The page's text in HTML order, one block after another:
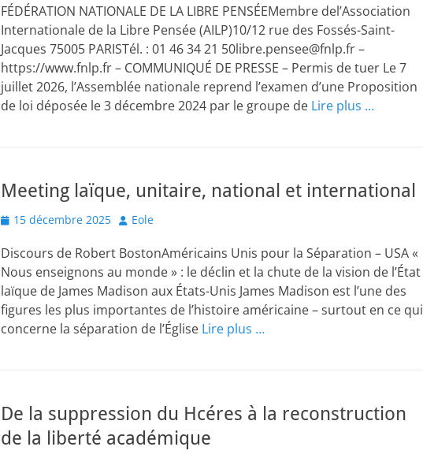
FÉDÉRATION NATIONALE DE LA LIBRE PENSÉEMembre del’Association
Internationale de la Libre Pensée (AILP)10/12 rue des Fossés-Saint-
Jacques 75005 PARISTél. : 01 46 34 21 50libre.pensee@fnlp.fr –
https://www.fnlp.fr – COMMUNIQUÉ DE PRESSE – Permis de tuer Le 7
juillet 2026, l’Assemblée nationale reprend l’examen d’une Proposition
de loi déposée le 3 décembre 2024 par le groupe de Lire plus …
Meeting laïque, unitaire, national et international
Posted
15 décembre 2025 Author
Eole
Discours de Robert BostonAméricains Unis pour la Séparation – USA «
Nous enseignons au monde » : le déclin et la chute de la vision de l’État
laïque de James Madison aux États-Unis James Madison est l’une des
figures les plus importantes de l’histoire américaine – surtout en ce qui
concerne la séparation de l’Église Lire plus …
De la suppression du Hcéres à la reconstruction
de la liberté académique